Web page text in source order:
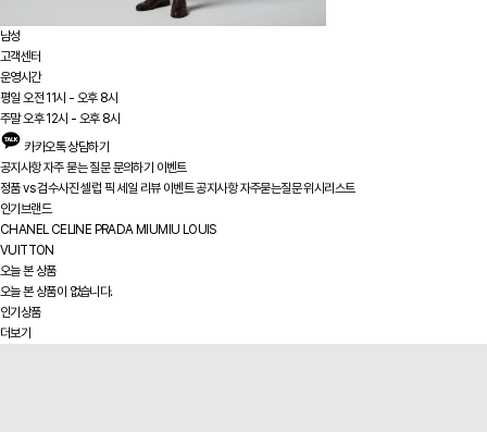
남성
고객센터
운영시간
평일 오전 11시 - 오후 8시
주말 오후 12시 - 오후 8시
카카오톡 상담하기
공지사항자주 묻는 질문문의하기 이벤트
정품 vs검수사진셀럽 픽 세일 리뷰 이벤트공지사항 자주묻는질문위시리스트
인기브랜드
CHANEL CELINE PRADA MIUMIU LOUIS
VUITTON
오늘 본 상품
오늘 본 상품이 없습니다.
인기상품
더보기